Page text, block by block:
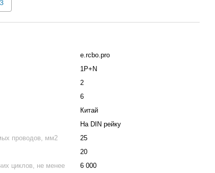
e.rcbo.pro
1P+N
2
6
Китай
На DIN рейку
проводов, мм2
25
20
циклов, не менее
6 000